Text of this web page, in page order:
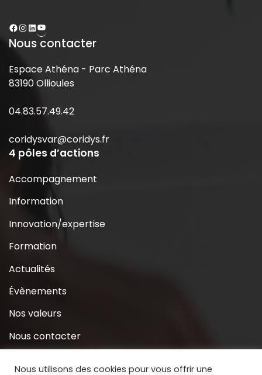
Nous contacter
Espace Athéna - Parc Athéna
83190 Ollioules
04.83.57.49.42
coridysvar@coridys.fr
4 pôles d’actions
Accompagnement
Information
Innovation/expertise
Formation
Actualités
Évènements
Nos valeurs
Nous contacter
Nous utilisons des cookies pour vous offrir une